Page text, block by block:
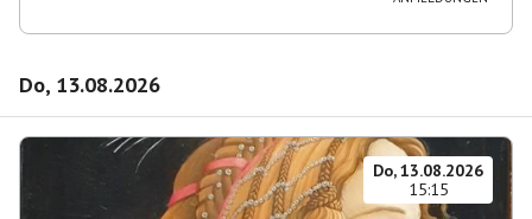
Do, 13.08.2026
Do, 13.08.2026
15:15